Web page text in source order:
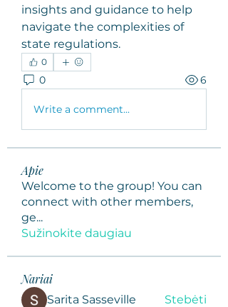
insights and guidance to help
navigate the complexities of
state regulations.
0
0 6
Write a comment...
Apie
Welcome to the group! You can
connect with other members,
ge...
Sužinokite daugiau
Nariai
Sarita Sasseville
Stebėti